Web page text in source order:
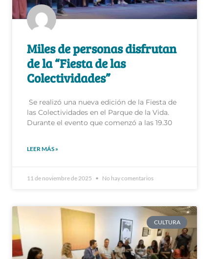
Miles de personas disfrutan
de la “Fiesta de las
Colectividades”
Se realizó una nueva edición de la Fiesta de
las Colectividades en el Parque de la Vida.
Durante el evento que comenzó a las 19.30
LEER MÁS »
11 de noviembre de 2025 No hay comentarios
CULTURA